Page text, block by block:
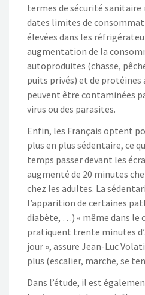
termes de sécurité sanitaire
dates limites de
élevées dans les
augmentation de la
autoproduites (chasse,
puits privés) et de protéines
peuvent être contaminées
virus ou des parasites.
Enfin, les Français optent
plus en plus sédentaire, ce
temps passer devant les
augmenté de 20 minutes
chez les adultes. La
l’apparition de certaines
diabète, …) « même dans le
pratiquent trente minutes
jour », assure Jean-Luc
plus (escalier, marche, se
Dans l’étude, il est